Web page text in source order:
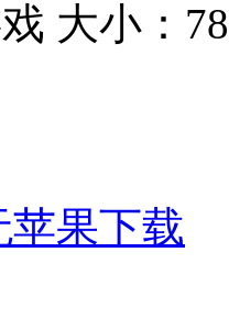
大小：
苹果下载